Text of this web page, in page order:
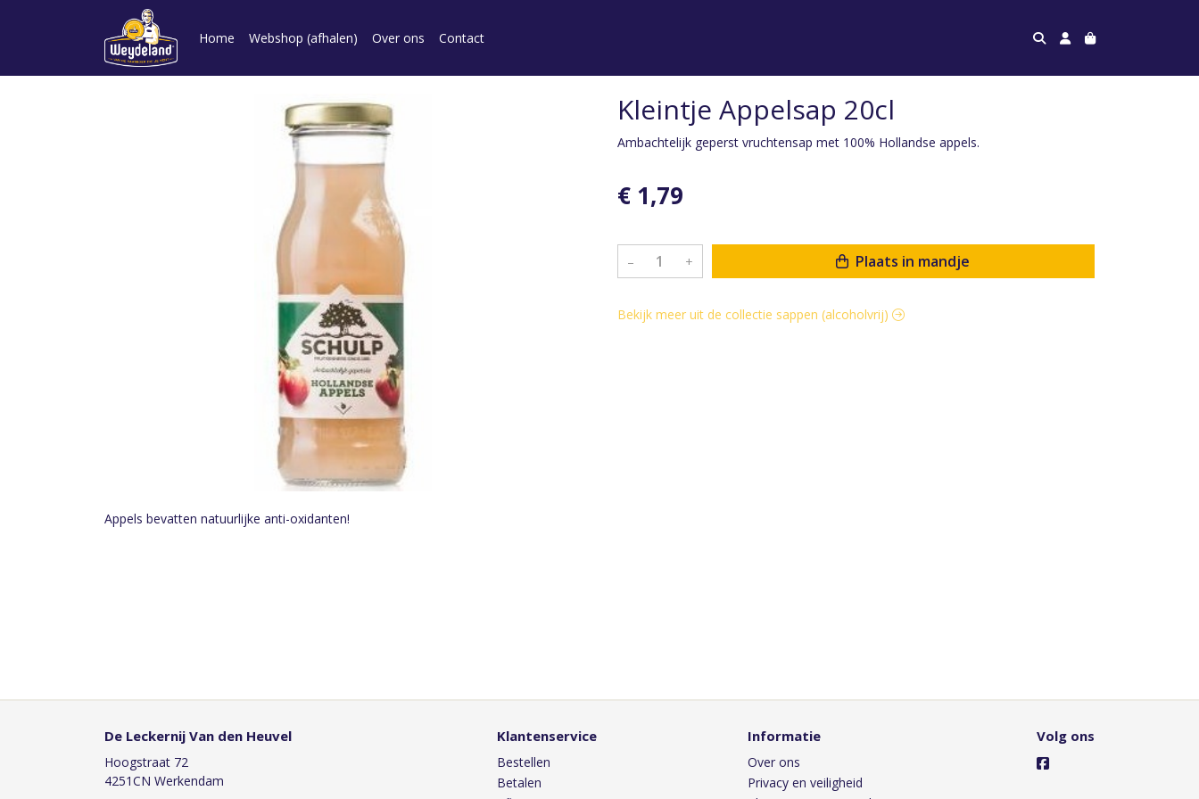
Home Webshop (afhalen) Over ons Contact
Appels bevatten natuurlijke anti-oxidanten!
Kleintje Appelsap 20cl
Ambachtelijk geperst vruchtensap met 100% Hollandse appels.
€ 1,79
– + Plaats in mandje
Bekijk meer uit de collectie sappen (alcoholvrij)
De Leckernij Van den Heuvel
Hoogstraat 72
4251CN Werkendam
Klantenservice
Bestellen
Betalen
Informatie
Over ons
Privacy en veiligheid
Volg ons